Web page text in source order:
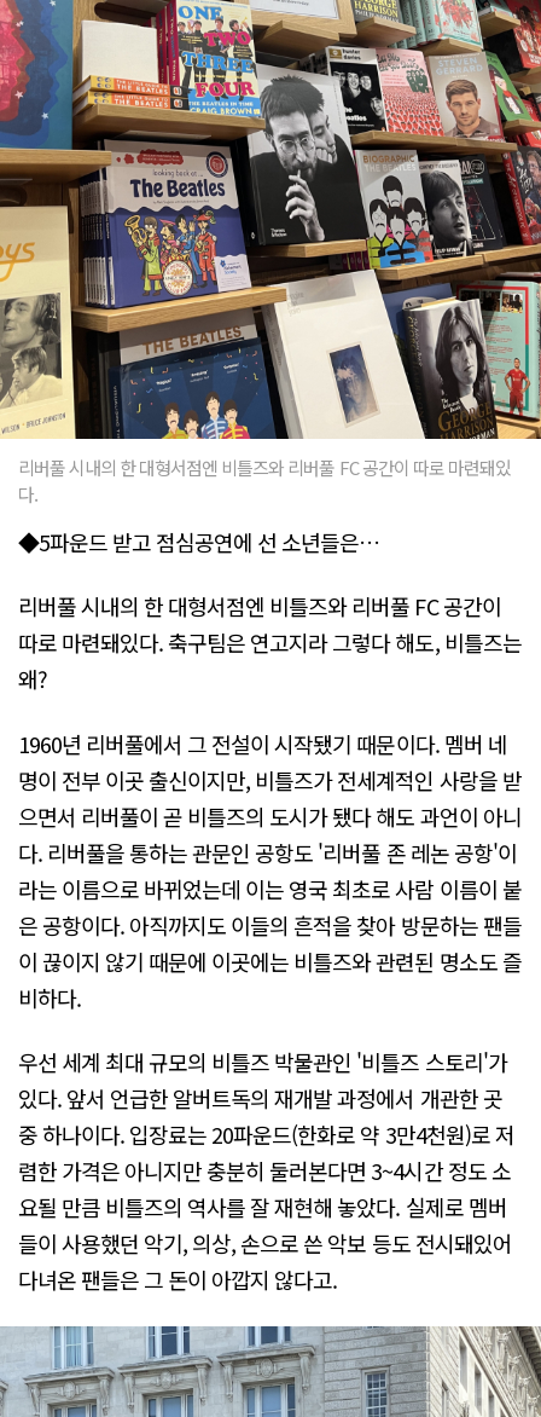
리버풀 시내의 한 대형서점엔 비틀즈와 리버풀 FC 공간이 따로 마련돼있
다.
◆5파운드 받고 점심공연에 선 소년들은…
리버풀 시내의 한 대형서점엔 비틀즈와 리버풀 FC 공간이
따로 마련돼있다. 축구팀은 연고지라 그렇다 해도, 비틀즈는
왜?
1960년 리버풀에서 그 전설이 시작됐기 때문이다. 멤버 네
명이 전부 이곳 출신이지만, 비틀즈가 전세계적인 사랑을 받
으면서 리버풀이 곧 비틀즈의 도시가 됐다 해도 과언이 아니
다. 리버풀을 통하는 관문인 공항도 '리버풀 존 레논 공항'이
라는 이름으로 바뀌었는데 이는 영국 최초로 사람 이름이 붙
은 공항이다. 아직까지도 이들의 흔적을 찾아 방문하는 팬들
이 끊이지 않기 때문에 이곳에는 비틀즈와 관련된 명소도 즐
비하다.
우선 세계 최대 규모의 비틀즈 박물관인 '비틀즈 스토리'가
있다. 앞서 언급한 알버트독의 재개발 과정에서 개관한 곳
중 하나이다. 입장료는 20파운드(한화로 약 3만4천원)로 저
렴한 가격은 아니지만 충분히 둘러본다면 3~4시간 정도 소
요될 만큼 비틀즈의 역사를 잘 재현해 놓았다. 실제로 멤버
들이 사용했던 악기, 의상, 손으로 쓴 악보 등도 전시돼있어
다녀온 팬들은 그 돈이 아깝지 않다고.